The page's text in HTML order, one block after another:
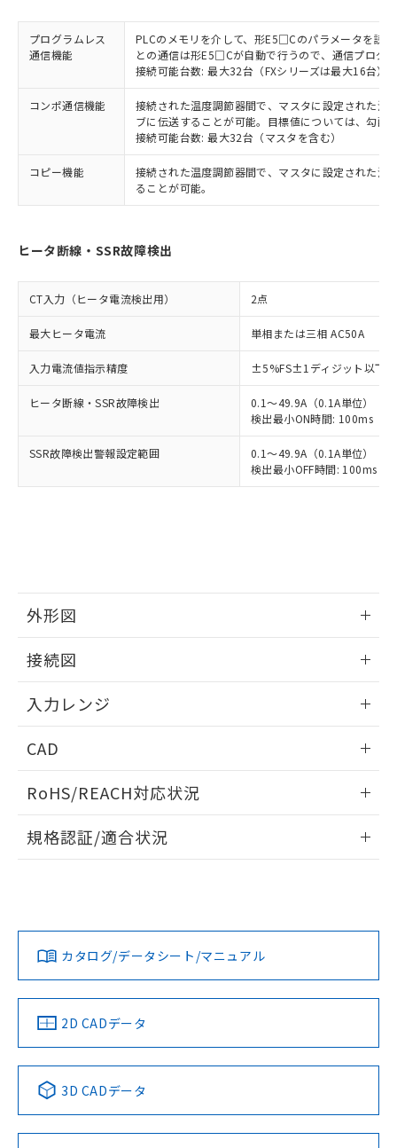
プログラムレス
通信機能
PLCのメモリを介して、形E5□Cのパラメータを読
との通信は形E5□Cが自動で行うので、通信プログ
接続可能台数: 最大32台（FXシリーズは最大16台）
コンポ通信機能
接続された温度調節器間で、マスタに設定された温
ブに伝送することが可能。目標値については、勾配
接続可能台数: 最大32台（マスタを含む）
コピー機能
接続された温度調節器間で、マスタに設定された温
ることが可能。
ヒータ断線・SSR故障検出
CT入力（ヒータ電流検出用） 2点
最大ヒータ電流 単相または三相 AC50A
入力電流値指示精度 ±5%FS±1ディジット以下
ヒータ断線・SSR故障検出
0.1～49.9A（0.1A単位）
検出最小ON時間: 100ms（
SSR故障検出警報設定範囲
0.1～49.9A（0.1A単位）
検出最小OFF時間: 100ms（
外形図
接続図
入力レンジ
CAD
ドすることができます。
ログイン/会員登録
ダウンロードデータをご利用いただく前に、以下を必ずお読
みください。
ソフトウェアの使用条件
RoHS/REACH対応状況
EU RoHS 注意事項・凡例
対応済み
中国 RoHS 注意事項・凡例
Pb Hg Cd Cr(VI)
規格認証/適合状況
LR型式承認
（イギリス
船舶規格）
DNV型式承認
（ノルウェー
BV型式承認
（フランス
KR型式
（韓国
Yes No No No
この製品の規格認証/適合状況ページへ
その他の認証はこちらのページからご検索ください
カタログ/データシート/マニュアル
2D CADデータ
3D CADデータ